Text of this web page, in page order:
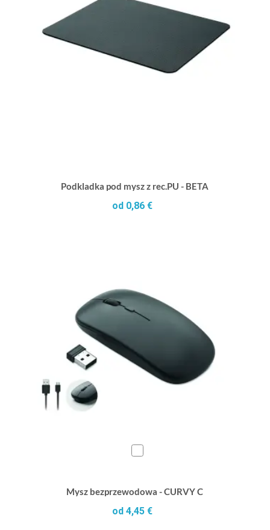
Podkladka pod mysz z rec.PU - BETA
od 0,86 €
Mysz bezprzewodowa - CURVY C
od 4,45 €